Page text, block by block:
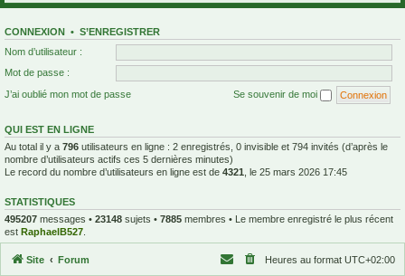
CONNEXION • S’ENREGISTRER
Nom d’utilisateur :
Mot de passe :
J’ai oublié mon mot de passe
Se souvenir de moi
QUI EST EN LIGNE
Au total il y a 796 utilisateurs en ligne : 2 enregistrés, 0 invisible et 794 invités (d’après le
nombre d’utilisateurs actifs ces 5 dernières minutes)
Le record du nombre d’utilisateurs en ligne est de 4321 , le 25 mars 2026 17:45
STATISTIQUES
495207 messages • 23148 sujets • 7885 membres • Le membre enregistré le plus récent
est RaphaelB527
Site Forum Heures au format UTC+02:00